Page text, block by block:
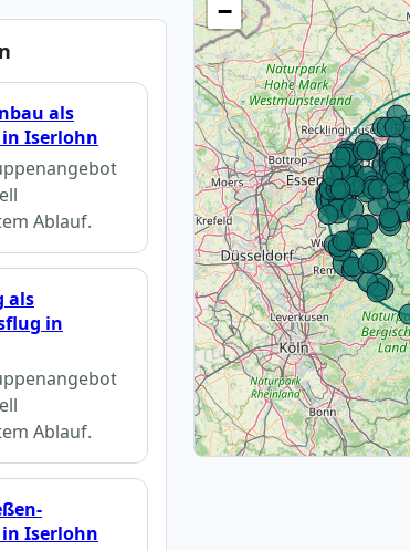
als
Iserlohn
Ablauf.
als
in
Ablauf.
Iserlohn
−